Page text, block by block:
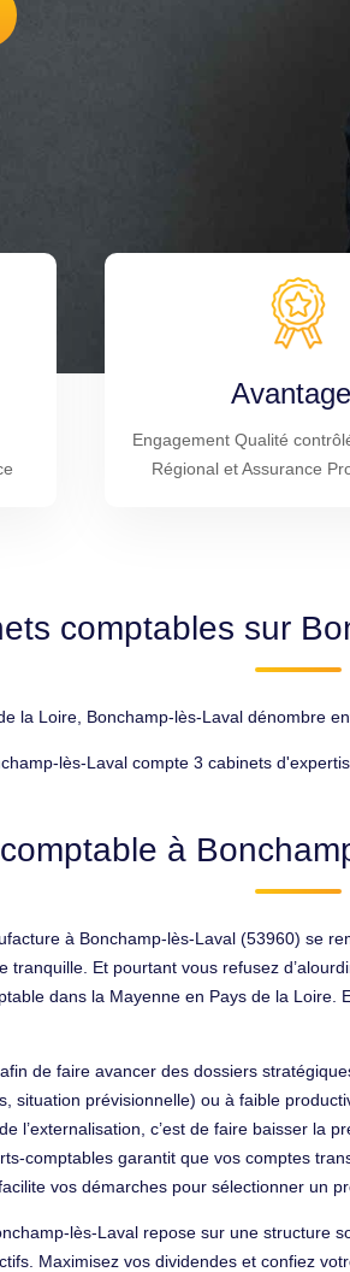
Engagement Qualité
Régional et Assurance
comptables sur
la Loire, Bonchamp-lès-Laval dénombre
lès-Laval compte 3 cabinets
à
à Bonchamp-lès-Laval (53960) se
Et pourtant vous refusez
dans la Mayenne en Pays de la
de faire avancer des dossiers
situation prévisionnelle) ou à faible
l’externalisation, c’est de faire baisser la
comptables garantit que vos comptes
vos démarches pour sélectionner un
lès-Laval repose sur une structure
Maximisez vos dividendes et confiez